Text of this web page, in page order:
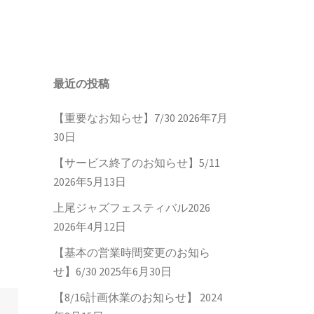
最近の投稿
【重要なお知らせ】7/30 2026年7月
30日
【サービス終了のお知らせ】5/11
2026年5月13日
上尾ジャズフェスティバル2026
2026年4月12日
【基本の営業時間変更のお知ら
せ】6/30 2025年6月30日
【8/16計画休業のお知らせ】
2024